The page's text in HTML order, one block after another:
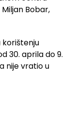
Bobar,
korištenju
30. aprila do 9.
nije vratio u